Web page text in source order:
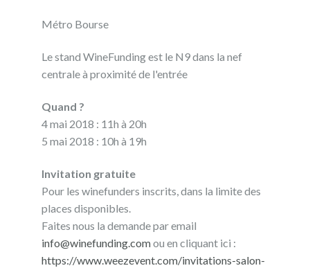
Métro Bourse
Le stand WineFunding est le N9 dans la nef
centrale à proximité de l'entrée
Quand ?
4 mai 2018 : 11h à 20h
5 mai 2018 : 10h à 19h
Invitation gratuite
Pour les winefunders inscrits, dans la limite des
places disponibles.
Faites nous la demande par email
info@winefunding.comou en cliquant ici :
https://www.weezevent.com/invitations-salon-